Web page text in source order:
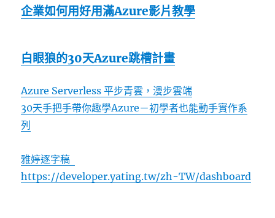
企業如何用好用滿Azure影片教學
白眼狼的30天Azure跳槽計畫
Azure Serverless 平步青雲，漫步雲端
30天手把手帶你趣學Azure－初學者也能動手實作系
列
雅婷逐字稿
https://developer.yating.tw/zh-TW/dashboard